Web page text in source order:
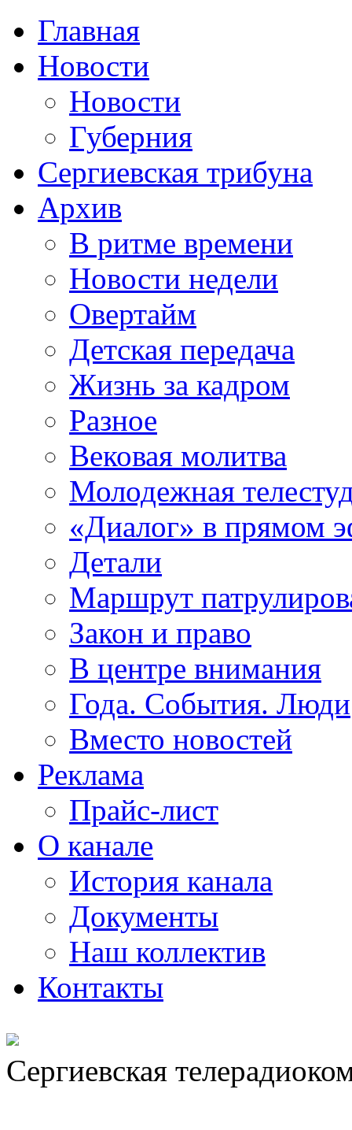
Главная
Новости
Новости
Губерния
Сергиевская трибуна
Архив
В ритме времени
Новости недели
Овертайм
Детская передача
Жизнь за кадром
Разное
Вековая молитва
Молодежная
«Диалог» в прямом
Детали
Маршрут
Закон и право
В центре внимания
Года. События. Люди
Вместо новостей
Реклама
Прайс-лист
О канале
История канала
Документы
Наш коллектив
Контакты
Сергиевская